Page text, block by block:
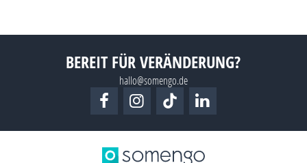
BEREIT FÜR VERÄNDERUNG?
hallo@somengo.de